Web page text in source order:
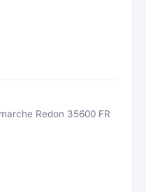
Redon 35600 FR